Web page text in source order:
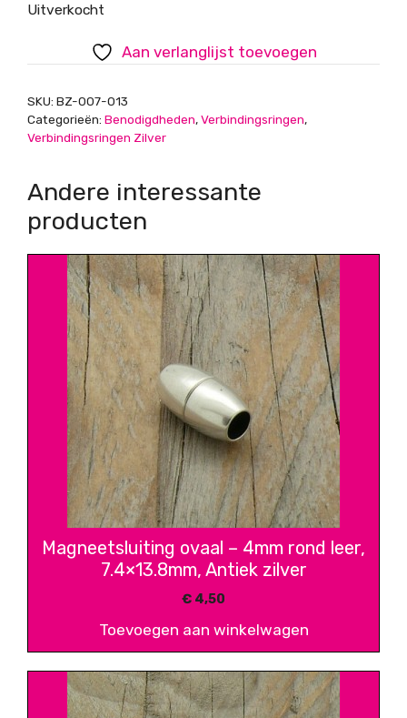
Uitverkocht
Aan verlanglijst toevoegen
SKU: BZ-007-013
Categorieën: Benodigdheden,Verbindingsringen,
Verbindingsringen Zilver
Andere interessante
producten
Magneetsluiting ovaal – 4mm rond leer,
7.4×13.8mm, Antiek zilver
€ 4,50
Toevoegen aan winkelwagen